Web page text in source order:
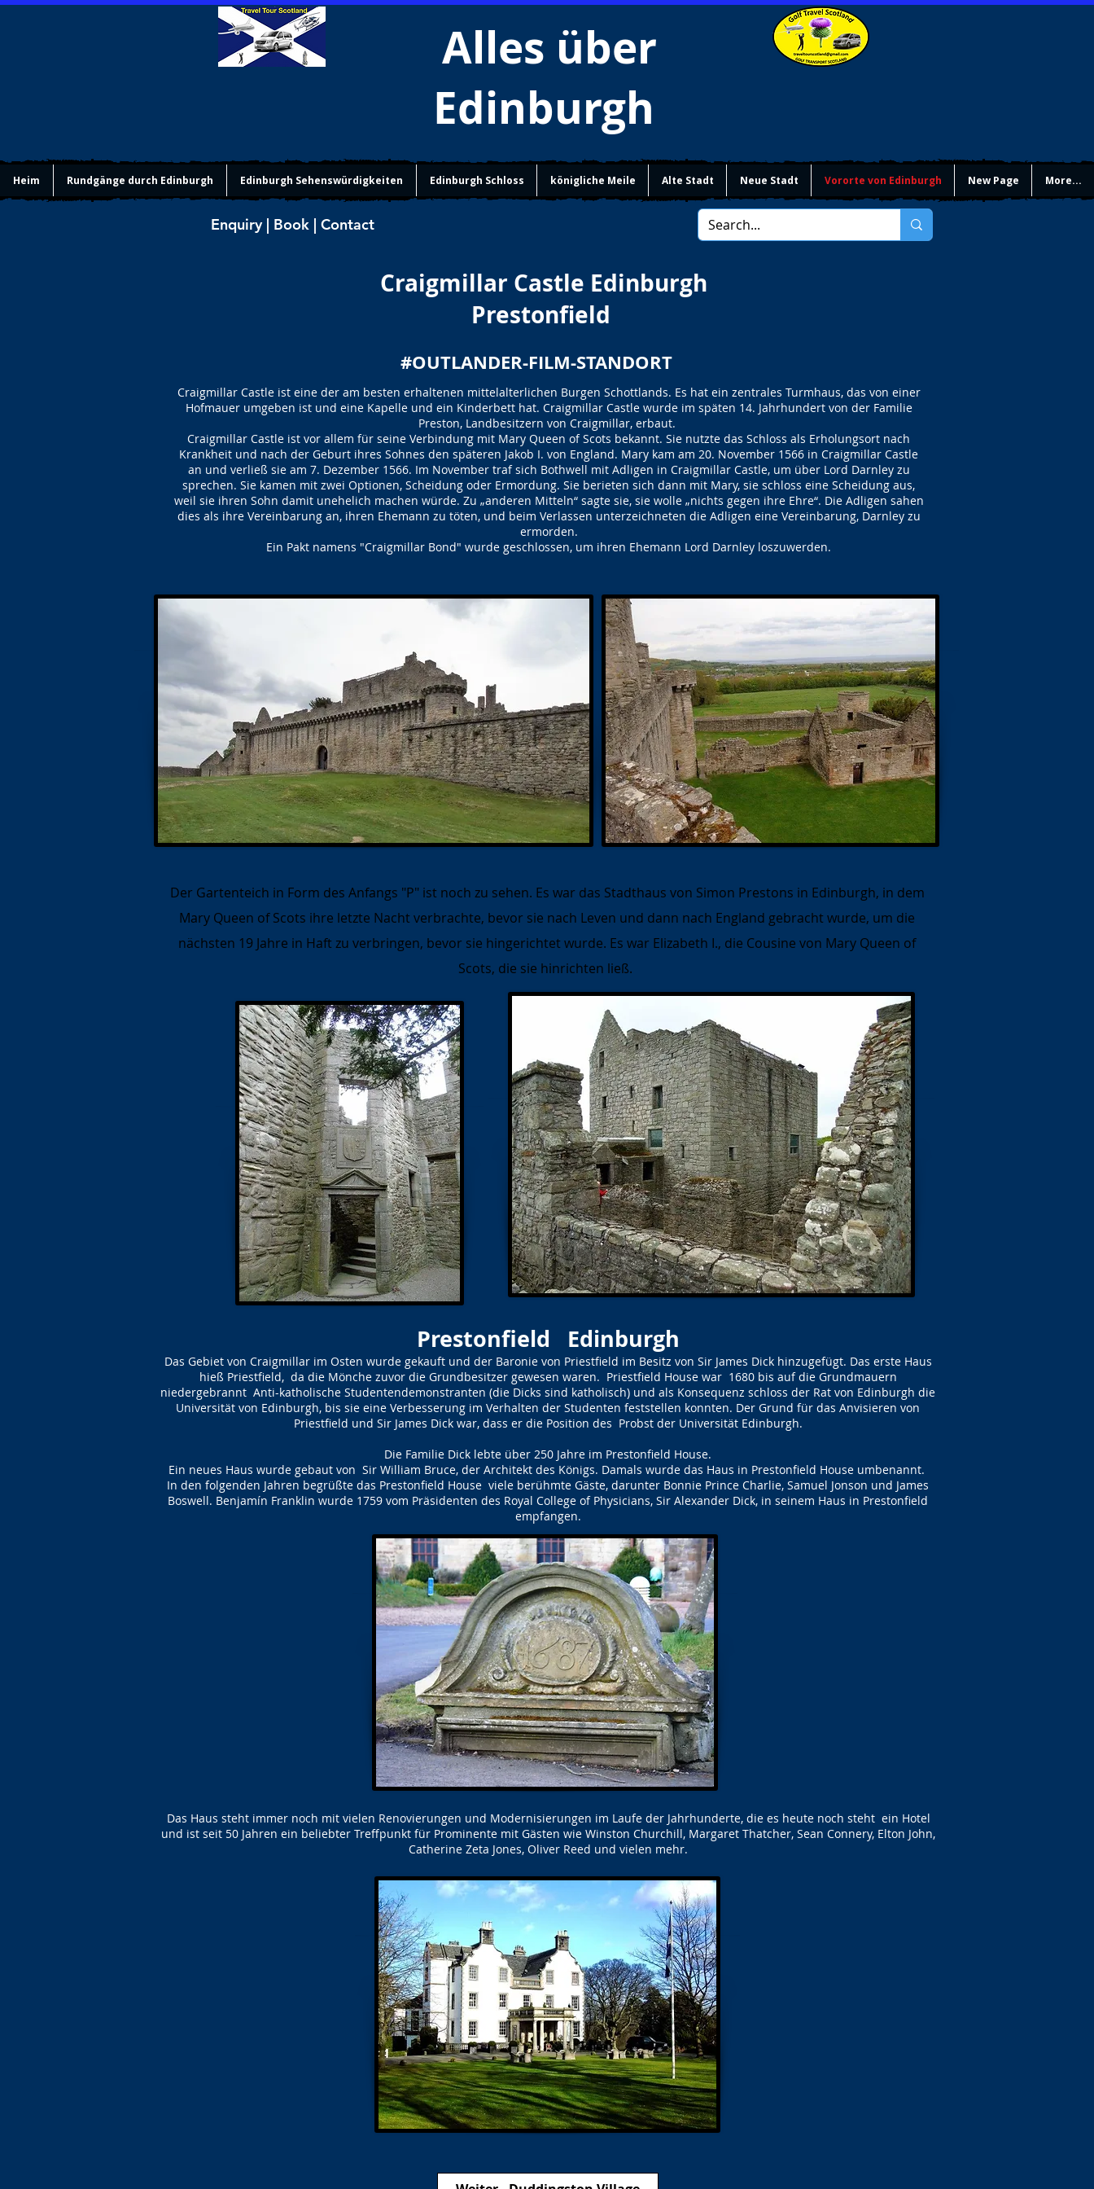
Alles über
Edinburgh
Heim Rundgänge durch Edinburgh Edinburgh Sehenswürdigkeiten Edinburgh Schloss königliche Meile Alte Stadt Neue Stadt Vororte von Edinburgh New Page More...
Enquiry | Book | Contact
Craigmillar Castle Edinburgh
Prestonfield
#OUTLANDER-FILM-STANDORT
Craigmillar Castle ist eine der am besten erhaltenen mittelalterlichen Burgen Schottlands. Es hat ein zentrales Turmhaus, das von einer
Hofmauer umgeben ist und eine Kapelle und ein Kinderbett hat. Craigmillar Castle wurde im späten 14. Jahrhundert von der Familie
Preston, Landbesitzern von Craigmillar, erbaut.
Craigmillar Castle ist vor allem für seine Verbindung mit Mary Queen of Scots bekannt. Sie nutzte das Schloss als Erholungsort nach
Krankheit und nach der Geburt ihres Sohnes den späteren Jakob I. von England. Mary kam am 20. November 1566 in Craigmillar Castle
an und verließ sie am 7. Dezember 1566. Im November traf sich Bothwell mit Adligen in Craigmillar Castle, um über Lord Darnley zu
sprechen. Sie kamen mit zwei Optionen, Scheidung oder Ermordung. Sie berieten sich dann mit Mary, sie schloss eine Scheidung aus,
weil sie ihren Sohn damit unehelich machen würde. Zu „anderen Mitteln“ sagte sie, sie wolle „nichts gegen ihre Ehre“. Die Adligen sahen
dies als ihre Vereinbarung an, ihren Ehemann zu töten, und beim Verlassen unterzeichneten die Adligen eine Vereinbarung, Darnley zu
ermorden.
Ein Pakt namens "Craigmillar Bond" wurde geschlossen, um ihren Ehemann Lord Darnley loszuwerden.
Der Gartenteich in Form des Anfangs "P" ist noch zu sehen. Es war das Stadthaus von Simon Prestons in Edinburgh, in dem
Mary Queen of Scots ihre letzte Nacht verbrachte, bevor sie nach Leven und dann nach England gebracht wurde, um die
nächsten 19 Jahre in Haft zu verbringen, bevor sie hingerichtet wurde. Es war Elizabeth I., die Cousine von Mary Queen of
Scots, die sie hinrichten ließ.
Prestonfield Edinburgh
Das Gebiet von Craigmillar im Osten wurde gekauft und der Baronie von Priestfield im Besitz von Sir James Dick hinzugefügt. Das erste Haus
hieß Priestfield, da die Mönche zuvor die Grundbesitzer gewesen waren. Priestfield House war 1680 bis auf die Grundmauern
niedergebrannt Anti-katholische Studentendemonstranten (die Dicks sind katholisch) und als Konsequenz schloss der Rat von Edinburgh die
Universität von Edinburgh, bis sie eine Verbesserung im Verhalten der Studenten feststellen konnten. Der Grund für das Anvisieren von
Priestfield und Sir James Dick war, dass er die Position des Probst der Universität Edinburgh.
Die Familie Dick lebte über 250 Jahre im Prestonfield House.
Ein neues Haus wurde gebaut von Sir William Bruce, der Architekt des Königs. Damals wurde das Haus in Prestonfield House umbenannt.
In den folgenden Jahren begrüßte das Prestonfield House viele berühmte Gäste, darunter Bonnie Prince Charlie, Samuel Jonson und James
Boswell. Benjamín Franklin wurde 1759 vom Präsidenten des Royal College of Physicians, Sir Alexander Dick, in seinem Haus in Prestonfield
empfangen.
Das Haus steht immer noch mit vielen Renovierungen und Modernisierungen im Laufe der Jahrhunderte, die es heute noch steht ein Hotel
und ist seit 50 Jahren ein beliebter Treffpunkt für Prominente mit Gästen wie Winston Churchill, Margaret Thatcher, Sean Connery, Elton John,
Catherine Zeta Jones, Oliver Reed und vielen mehr.